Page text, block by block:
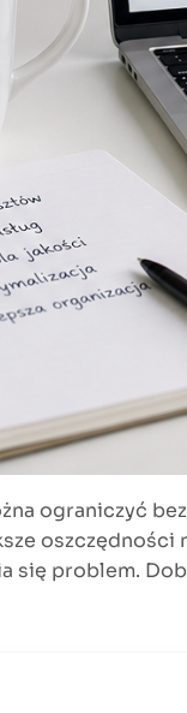
ograniczyć
oszczędności
się problem.